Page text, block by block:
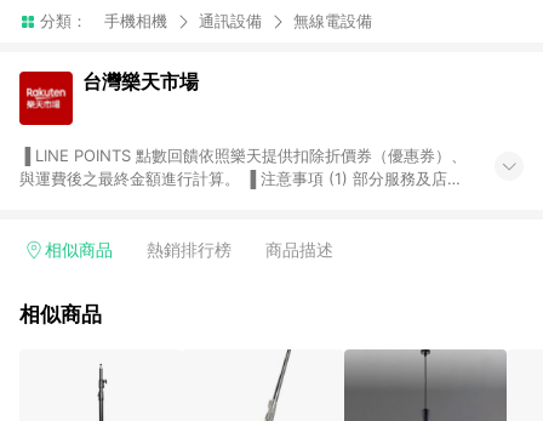
分類： 手機相機 通訊設備 無線電設備
台灣樂天市場
與運費後之最終金額進行計算。 ▐ 注意事項 (1) 部分服務及店家
Smart mobile、神腦生活、JS巨盛、樂天KOBO電子書，請詳閱
台灣樂天市場，並在同一瀏覽器於24小時內結帳，才享有 LINE
市場 45 天內完成訂單出貨及結帳，則不符合贈點資格。 (4) 如
使用APP、或中途瀏覽比價網、回饋網、Google等其他網頁、或
由網頁版(電腦版/手機版網頁)切換為App都將會造成追蹤中斷而
相似商品 熱銷排行榜 商品描述
相似商品